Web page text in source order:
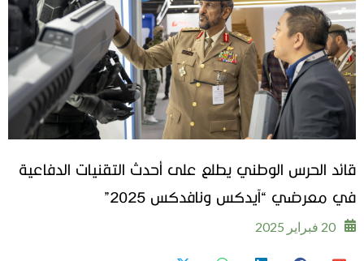
قائد الحرس الوطني يطلع على أحدث التقنيات الدفاعية
في معرضي “آيدكس ونافدكس 2025”
20 فبراير 2025